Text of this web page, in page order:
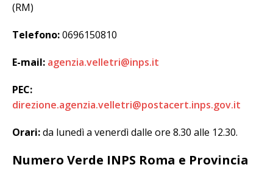
(RM)
Telefono:0696150810
E-mail: agenzia.velletri@inps.it
PEC:
direzione.agenzia.velletri@postacert.inps.gov.it
Orari:da lunedì a venerdì dalle ore 8.30 alle 12.30.
Numero Verde INPS Roma e Provincia